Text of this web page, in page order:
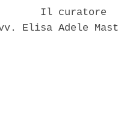
Il curatore
Elisa Adele